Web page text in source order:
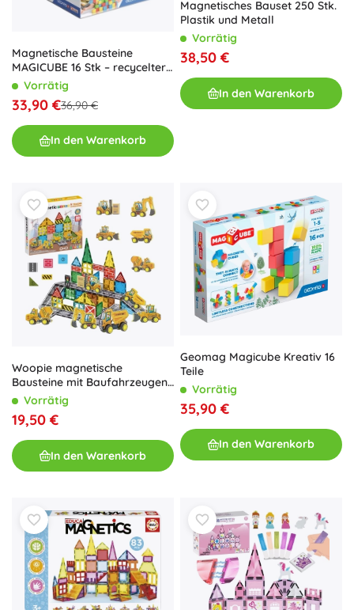
Magnetische Bausteine
MAGICUBE 16 Stk – recycelter
Kunststoff
Vorrätig
33,90 €36,90 €
In den Warenkorb
Magnetisches Bauset 250 Stk.
Plastik und Metall
Vorrätig
38,50 €
In den Warenkorb
Woopie magnetische
Bausteine mit Baufahrzeugen,
30 Teile
Vorrätig
19,50 €
In den Warenkorb
Geomag Magicube Kreativ 16
Teile
Vorrätig
35,90 €
In den Warenkorb